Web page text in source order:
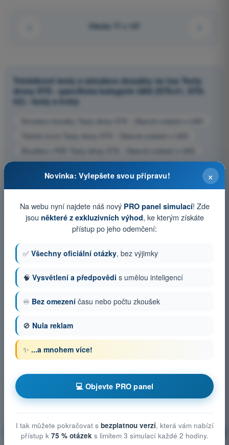
Otázka 77 z 167
Tréninkové testy a simulace zkoušky na čas Testy
drony STS - specifická kategorie UAS (STS-01, STS-
02) - testy a kvízy
Simulace zkoušky Testy drony STS - Obecné znalosti o UAS
Trénink kvízů Testy drony STS - Obecné znalosti o UAS
Zkouška v PDF Testy drony STS - Obecné znalosti o UAS
Obecné znalosti o UAS Trénink!
×
Novinka: Vylepšete svou přípravu!
Na webu nyní najdete náš nový PRO panel simulací! Zde
jsou některé z exkluzivních výhod, ke kterým získáte
přístup po jeho odemčení:
✅ Všechny oficiální otázky, bez výjimky
🧠 Vysvětlení a předpovědi s umělou inteligencí
♾️ Bez omezení času nebo počtu zkoušek
🚫 Nula reklam
✨ ...a mnohem více!
💻 Objevte PRO panel
I tak můžete pokračovat s bezplatnou verzí, která vám nabízí
přístup k 75 % otázeks limitem 3 simulací každé 2 hodiny.